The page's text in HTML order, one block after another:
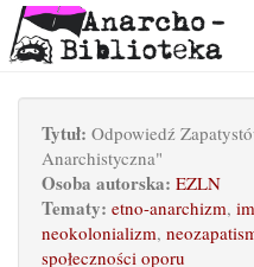
Tytuł: Odpowiedź
Anarchistyczna"
Osoba autorska: EZLN
Tematy: etno-anarchizm,
neokolonializm,
społeczności oporu